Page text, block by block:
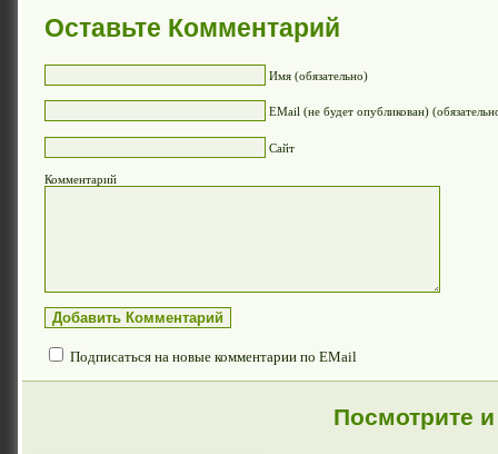
Оставьте Комментарий
Имя (обязательно)
EMail (не будет опубликован)
Сайт
Комментарий
Подписаться на новые комментарии по EMail
Посмотрите